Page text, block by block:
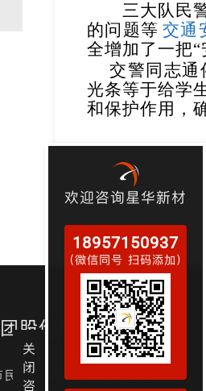
渐变反光面料
彩色反光布
三大队民警
的问题等 交通
全增加了一把“
交警同志通
光条等于给学
和保护作用，
股份有限公司
民街98号尊宝大厦金尊24层
关
闭
咨
欢迎咨询星华新材
18957150937
（微信同号 扫码添加）